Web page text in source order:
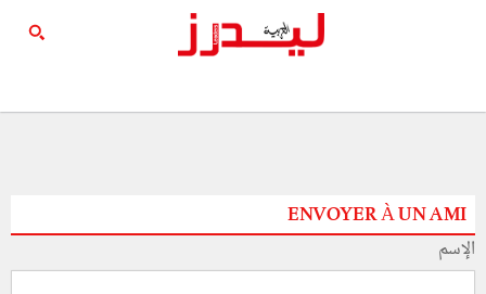
ENVOYER À UN AMI
الإسم